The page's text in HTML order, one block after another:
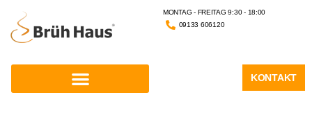
MONTAG - FREITAG 9:30 - 18:00
09133 606120
KONTAKT